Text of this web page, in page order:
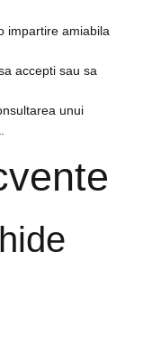
impartire amiabila
accepti sau sa
unui